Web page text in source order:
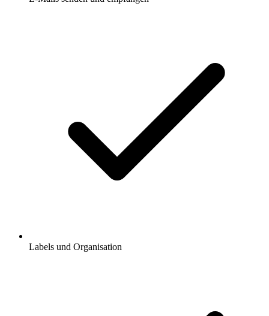
Labels und Organisation